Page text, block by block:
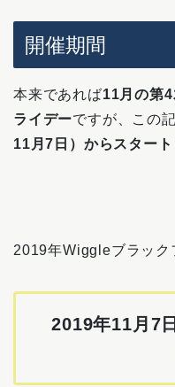
開催期間
本来であれば11月の第
ライデーですが、この
11月7日）からスタート
2019年Wiggleブラック
2019年11月